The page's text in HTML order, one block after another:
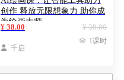
创作 释放无限想象力 助你成
为绘画大师
¥ 38.00
¥ 38.00
 千启
 1课时